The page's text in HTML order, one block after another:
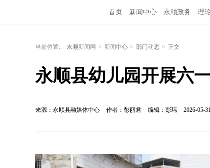
首页 新闻中心 永顺政务 理
当前位置: 永顺新闻网 > 新闻中心 > 部门动态 > 正文
永顺县幼儿园开展六
来源：永顺县融媒体中心 作者：彭丽君 编辑：彭瑶 2026-05-